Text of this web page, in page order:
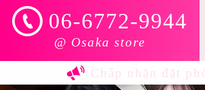
06-6772-9944
@ Osaka store
Chấp nhận đặt